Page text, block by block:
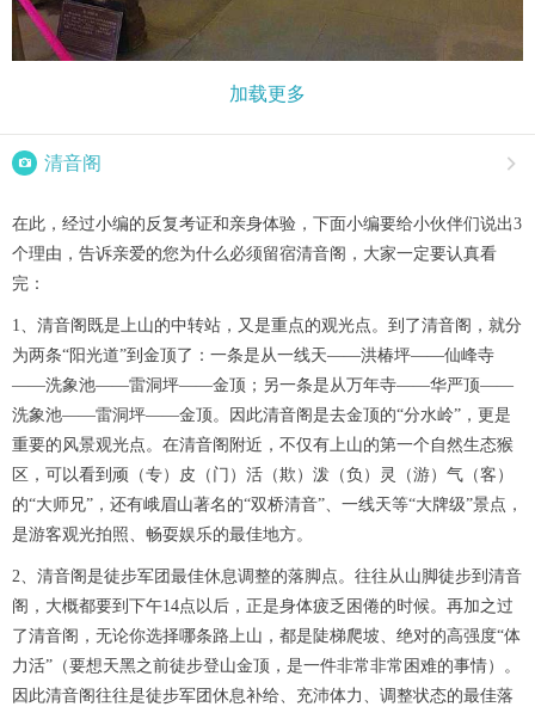
加载更多
 清音阁 
在此，经过小编的反复考证和亲身体验，下面小编要给小伙伴们说出3
个理由，告诉亲爱的您为什么必须留宿清音阁，大家一定要认真看
完：
1、清音阁既是上山的中转站，又是重点的观光点。到了清音阁，就分
为两条“阳光道”到金顶了：一条是从一线天——洪椿坪——仙峰寺
——洗象池——雷洞坪——金顶；另一条是从万年寺——华严顶——
洗象池——雷洞坪——金顶。因此清音阁是去金顶的“分水岭”，更是
重要的风景观光点。在清音阁附近，不仅有上山的第一个自然生态猴
区，可以看到顽（专）皮（门）活（欺）泼（负）灵（游）气（客）
的“大师兄”，还有峨眉山著名的“双桥清音”、一线天等“大牌级”景点，
是游客观光拍照、畅耍娱乐的最佳地方。
2、清音阁是徒步军团最佳休息调整的落脚点。往往从山脚徒步到清音
阁，大概都要到下午14点以后，正是身体疲乏困倦的时候。再加之过
了清音阁，无论你选择哪条路上山，都是陡梯爬坡、绝对的高强度“体
力活”（要想天黑之前徒步登山金顶，是一件非常非常困难的事情）。
因此清音阁往往是徒步军团休息补给、充沛体力、调整状态的最佳落